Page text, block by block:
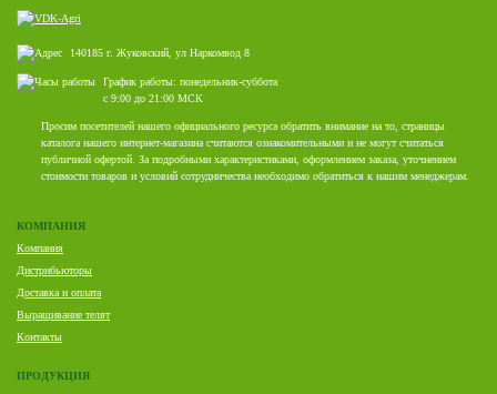
140185 г. Жуковский, ул Наркомвод 8
График работы: понедельник-суббота
с 9:00 до 21:00 МСК
Просим посетителей нашего официального ресурса обратить внимание на то, страницы
каталога нашего интернет-магазина считаются ознакомительными и не могут считаться
публичной офертой. За подробными характеристиками, оформлением заказа, уточнением
стоимости товаров и условий сотрудничества необходимо обратиться к нашим менеджерам.
КОМПАНИЯ
Компания
Дистрибьюторы
Доставка и оплата
Выращивание телят
Контакты
ПРОДУКЦИЯ